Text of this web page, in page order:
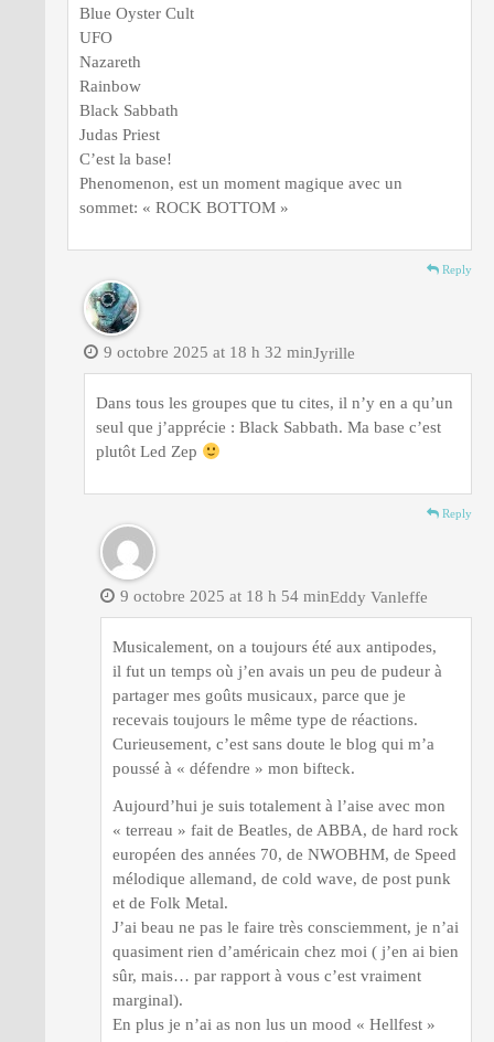
Blue Oyster Cult
UFO
Nazareth
Rainbow
Black Sabbath
Judas Priest
C’est la base!
Phenomenon, est un moment magique avec un
sommet: « ROCK BOTTOM »
Reply
Jyrille
9 octobre 2025 at 18 h 32 min
Dans tous les groupes que tu cites, il n’y en a qu’un
seul que j’apprécie : Black Sabbath. Ma base c’est
plutôt Led Zep
Reply
Eddy Vanleffe
9 octobre 2025 at 18 h 54 min
Musicalement, on a toujours été aux antipodes,
il fut un temps où j’en avais un peu de pudeur à
partager mes goûts musicaux, parce que je
recevais toujours le même type de réactions.
Curieusement, c’est sans doute le blog qui m’a
poussé à « défendre » mon bifteck.
Aujourd’hui je suis totalement à l’aise avec mon
« terreau » fait de Beatles, de ABBA, de hard rock
européen des années 70, de NWOBHM, de Speed
mélodique allemand, de cold wave, de post punk
et de Folk Metal.
J’ai beau ne pas le faire très consciemment, je n’ai
quasiment rien d’américain chez moi ( j’en ai bien
sûr, mais… par rapport à vous c’est vraiment
marginal).
En plus je n’ai as non lus un mood « Hellfest »